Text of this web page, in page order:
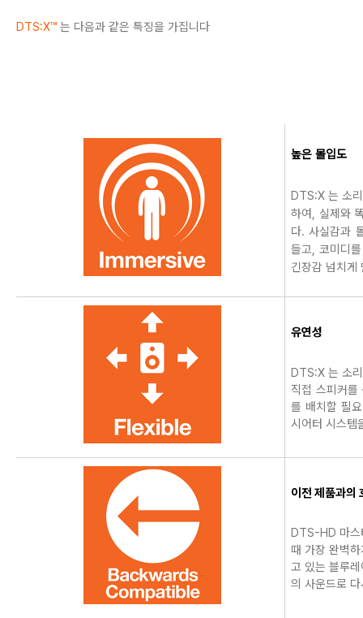
DTS:X™ 는 다음과 같은 특징을 가집니다
높은 몰입도
DTS:X 는 소
하여, 실제와
다. 사실감과
들고, 코미디
긴장감 넘치게
유연성
DTS:X 는 소
직접 스피커를
를 배치할 필
시어터 시스템
이전 제품과의
DTS-HD 마스
때 가장 완벽
고 있는 블루
의 사운드로